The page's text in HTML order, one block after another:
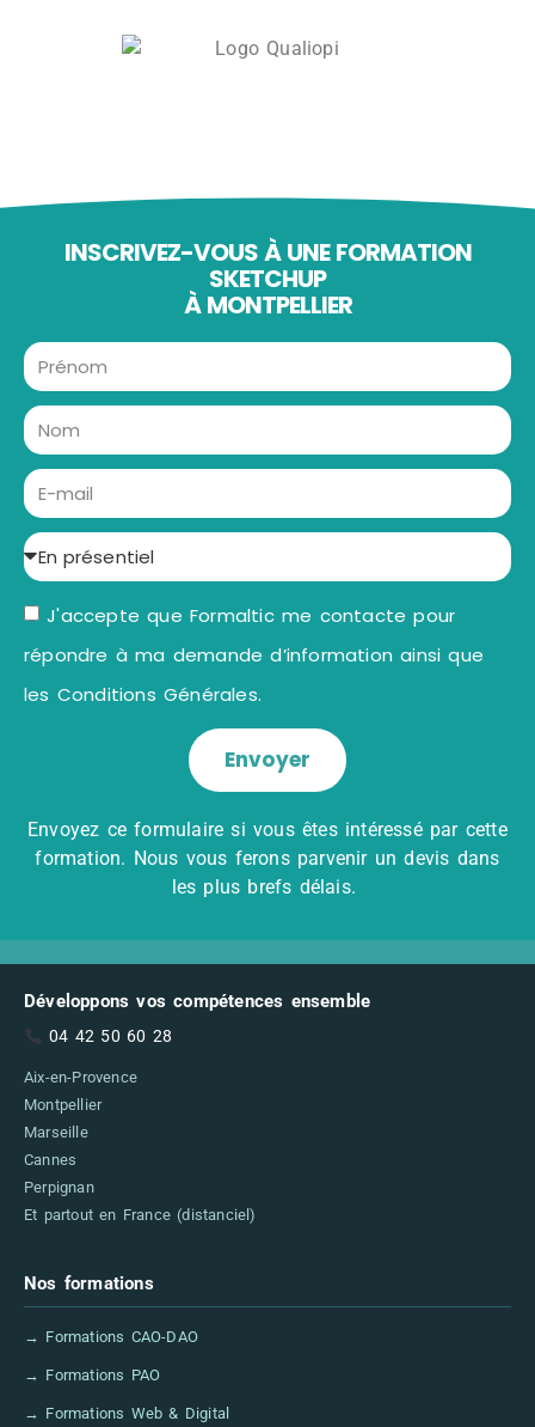
INSCRIVEZ-VOUS À UNE FORMATION
SKETCHUP
À MONTPELLIER
J'accepte que Formaltic me contacte pour
répondre à ma demande d’information ainsi que
les Conditions Générales.
Envoyer
Envoyez ce formulaire si vous êtes intéressé par cette
formation. Nous vous ferons parvenir un devis dans
les plus brefs délais.
Développons vos compétences ensemble
04 42 50 60 28
Aix-en-Provence
Montpellier
Marseille
Cannes
Perpignan
Et partout en France (distanciel)
Nos formations
→ Formations CAO-DAO
→ Formations PAO
→ Formations Web & Digital